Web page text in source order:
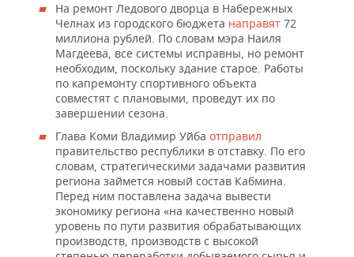
На ремонт Ледового дворца в Набережных
Челнах из городского бюджета направят 72
миллиона рублей. По словам мэра Наиля
Магдеева, все системы исправны, но ремонт
необходим, поскольку здание старое. Работы
по капремонту спортивного объекта
совместят с плановыми, проведут их по
завершении сезона.
Глава Коми Владимир Уйба отправил
правительство республики в отставку. По его
словам, стратегическими задачами развития
региона займется новый состав Кабмина.
Перед ним поставлена задача вывести
экономику региона «на качественно новый
уровень по пути развития обрабатывающих
производств, производств с высокой